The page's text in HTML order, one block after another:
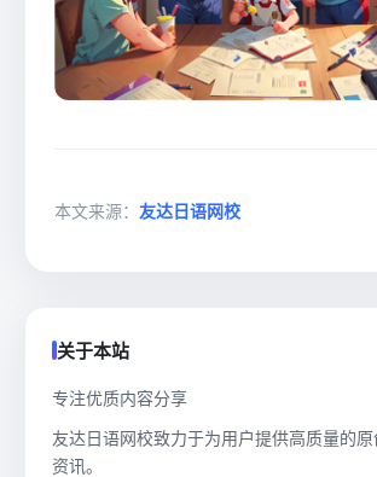
本文来源： 友达日语网校
关于本站
专注优质内容分享
友达日语网校致力于为用户提供高质量的
资讯。